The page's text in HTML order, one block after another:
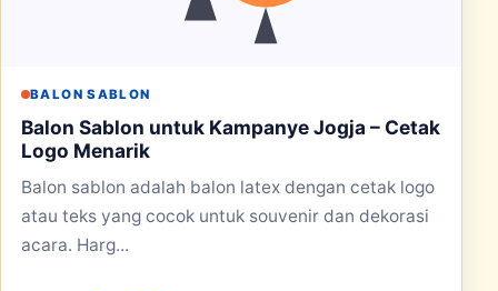
BALON SABLON
Balon Sablon untuk Kampanye Jogja – Cetak
Logo Menarik
Balon sablon adalah balon latex dengan cetak logo
atau teks yang cocok untuk souvenir dan dekorasi
acara. Harg...